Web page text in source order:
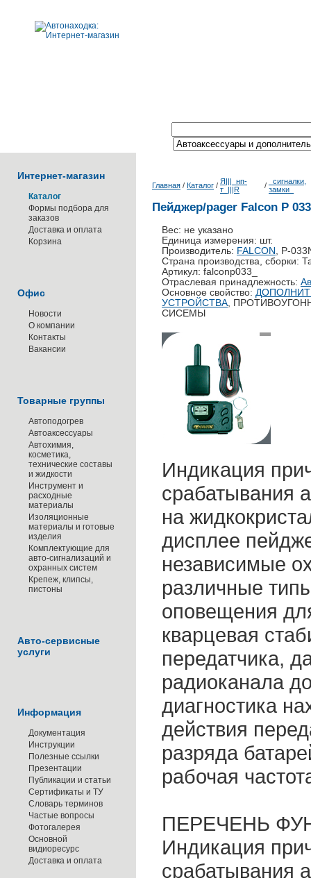
Интернет-магазин
Каталог
Формы подбора для
заказов
Доставка и оплата
Корзина
Офис
Новости
О компании
Контакты
Вакансии
Товарные группы
Автоподогрев
Автоаксессуары
Автохимия,
косметика,
технические составы
и жидкости
Инструмент и
расходные
материалы
Изоляционные
материалы и готовые
изделия
Комплектующие для
авто-сигнализаций и
охранных систем
Крепеж, клипсы,
пистоны
Авто-сервисные
услуги
Информация
Документация
Инструкции
Полезные ссылки
Презентации
Публикации и статьи
Сертификаты и ТУ
Словарь терминов
Частые вопросы
Фотогалерея
Основной
видиоресурс
Доставка и оплата
Главная / Каталог / Я|||_нп-
т_|||R
/ _сигналки,
замки_
Пейджер/pager Falcon P
Вес: не указано
Единица измерения: шт.
Производитель: FALCON , P-
Страна производства, сборки:
Артикул: falconp033_
Отраслевая принадлежность:
Основное свойство:
УСТРОЙСТВА,
СИСЕМЫ
Индикация
срабатывания
на
дисплее
независимые
различные
оповещения
кварцевая
передатчика,
радиоканала
диагностика
действия
разряда
рабочая
ПЕРЕЧЕНЬ
Индикация
срабатывания